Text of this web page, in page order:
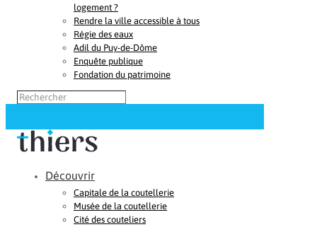
logement ?
Rendre la ville accessible à tous
Régie des eaux
Adil du Puy-de-Dôme
Enquête publique
Fondation du patrimoine
Découvrir
Capitale de la coutellerie
Musée de la coutellerie
Cité des couteliers